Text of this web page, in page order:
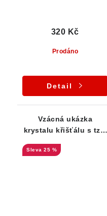
Prodáno
320 Kč
Detail
Vzácná ukázka
krystalu křišťálu s tzv.
25 %